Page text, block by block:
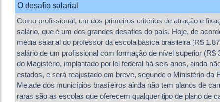
O desafio salarial
Como profissional, um dos primeiros critérios de atração e
salário, que é um dos grandes desafios do país. Hoje, de
média salarial do professor da escola básica brasileira (R$
salário de um profissional com formação de nível superior (R$
do Magistério, implantado por lei federal há seis anos, ainda
estados, e será reajustado em breve, segundo o Ministério da
Metade dos municípios brasileiros ainda não tem planos de
raras são as escolas que oferecem qualquer tipo de plano de